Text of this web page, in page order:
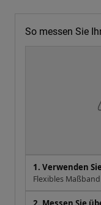
So messen Sie
1. Verwenden
Flexibles